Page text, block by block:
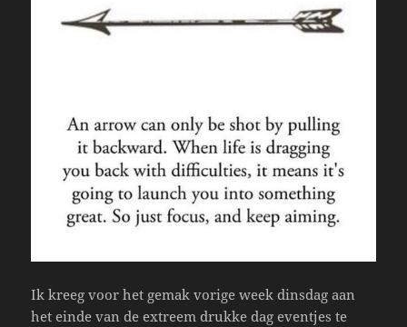
Ik kreeg voor het gemak vorige week dinsdag aan
het einde van de extreem drukke dag eventjes te